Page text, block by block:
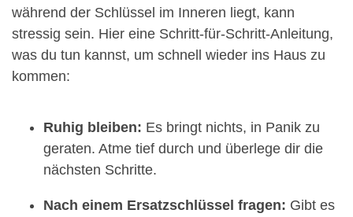
während der Schlüssel im Inneren liegt, kann
stressig sein. Hier eine Schritt-für-Schritt-Anleitung,
was du tun kannst, um schnell wieder ins Haus zu
kommen:
Ruhig bleiben: Es bringt nichts, in Panik zu
geraten. Atme tief durch und überlege dir die
nächsten Schritte.
Nach einem Ersatzschlüssel fragen: Gibt es